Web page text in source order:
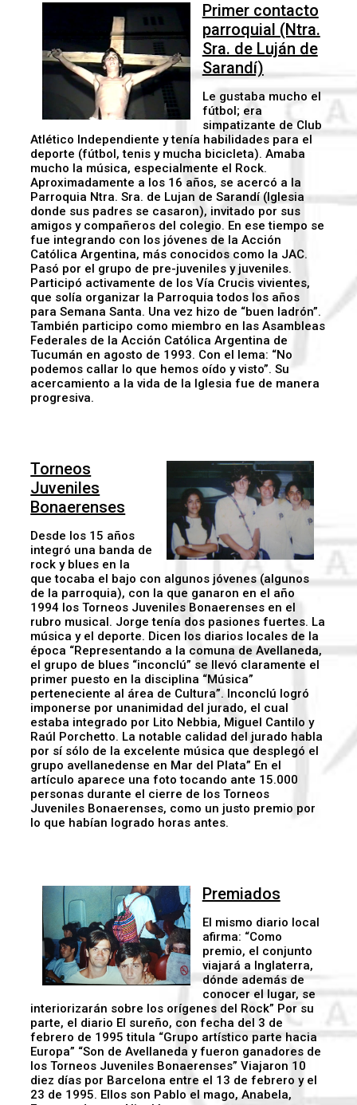
Primer contacto
parroquial (Ntra.
Sra. de Luján de
Sarandí)
Le gustaba mucho el
fútbol; era
simpatizante de Club
Atlético Independiente y tenía habilidades para el
deporte (fútbol, tenis y mucha bicicleta). Amaba
mucho la música, especialmente el Rock.
Aproximadamente a los 16 años, se acercó a la
Parroquia Ntra. Sra. de Lujan de Sarandí (Iglesia
donde sus padres se casaron), invitado por sus
amigos y compañeros del colegio. En ese tiempo se
fue integrando con los jóvenes de la Acción
Católica Argentina, más conocidos como la JAC.
Pasó por el grupo de pre-juveniles y juveniles.
Participó activamente de los Vía Crucis vivientes,
que solía organizar la Parroquia todos los años
para Semana Santa. Una vez hizo de “buen ladrón”.
También participo como miembro en las Asambleas
Federales de la Acción Católica Argentina de
Tucumán en agosto de 1993. Con el lema: “No
podemos callar lo que hemos oído y visto”. Su
acercamiento a la vida de la Iglesia fue de manera
progresiva.
Torneos
Juveniles
Bonaerenses
Desde los 15 años
integró una banda de
rock y blues en la
que tocaba el bajo con algunos jóvenes (algunos
de la parroquia), con la que ganaron en el año
1994 los Torneos Juveniles Bonaerenses en el
rubro musical. Jorge tenía dos pasiones fuertes. La
música y el deporte. Dicen los diarios locales de la
época “Representando a la comuna de Avellaneda,
el grupo de blues “inconclú” se llevó claramente el
primer puesto en la disciplina “Música”
perteneciente al área de Cultura”. Inconclú logró
imponerse por unanimidad del jurado, el cual
estaba integrado por Lito Nebbia, Miguel Cantilo y
Raúl Porchetto. La notable calidad del jurado habla
por sí sólo de la excelente música que desplegó el
grupo avellanedense en Mar del Plata” En el
artículo aparece una foto tocando ante 15.000
personas durante el cierre de los Torneos
Juveniles Bonaerenses, como un justo premio por
lo que habían logrado horas antes.
Premiados
El mismo diario local
afirma: “Como
premio, el conjunto
viajará a Inglaterra,
dónde además de
conocer el lugar, se
interiorizarán sobre los orígenes del Rock” Por su
parte, el diario El sureño, con fecha del 3 de
febrero de 1995 titula “Grupo artístico parte hacia
Europa” “Son de Avellaneda y fueron ganadores de
los Torneos Juveniles Bonaerenses” Viajaron 10
diez días por Barcelona entre el 13 de febrero y el
23 de 1995. Ellos son Pablo el mago, Anabela,